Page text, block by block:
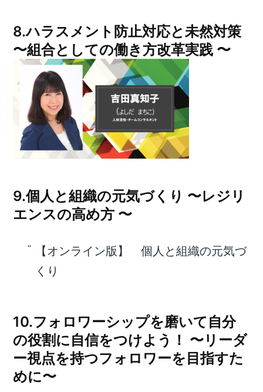
8.ハラスメント防止対応と未然対策
〜組合としての働き方改革実践 〜
9.個人と組織の元気づくり 〜レジリ
エンスの高め方 〜
【オンライン版】 個人と組織の元気づ
くり
10.フォロワーシップを磨いて自分
の役割に自信をつけよう！ 〜リーダ
ー視点を持つフォロワーを目指すた
めに〜